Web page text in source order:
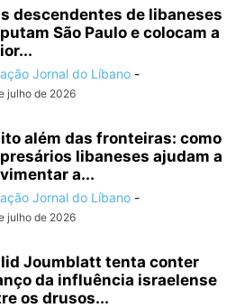
descendentes de libaneses
São Paulo e colocam a
Jornal do Líbano -
julho de 2026
além das fronteiras: como
libaneses ajudam a
a...
Jornal do Líbano -
julho de 2026
Joumblatt tenta conter
da influência israelense
os drusos...